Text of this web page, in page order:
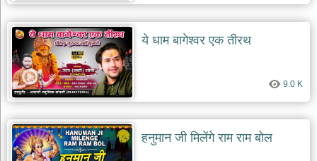
देश
भक्ति
भजन
patriotic
bhajans
खाटू
भजन
khatu
shaym
bhajans
ये धाम बागेश्वर एक तीरथ
9.0 K
हनुमान जी मिलेंगे राम राम बोल